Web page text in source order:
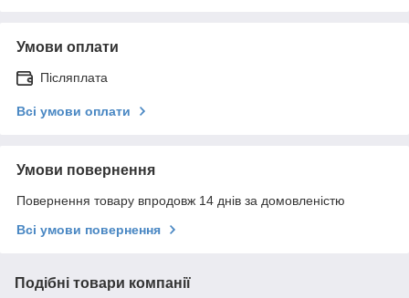
Умови оплати
Післяплата
Всі умови оплати
Умови повернення
Повернення товару впродовж 14 днів за домовленістю
Всі умови повернення
Подібні товари компанії